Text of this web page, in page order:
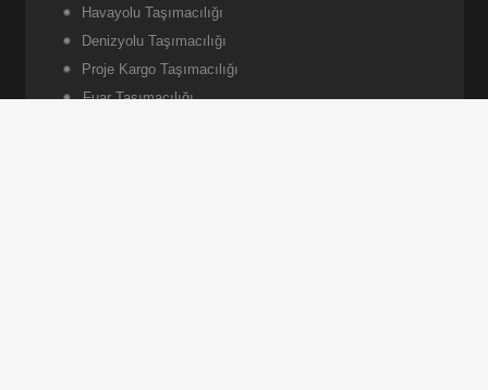
Havayolu Taşımacılığı
Denizyolu Taşımacılığı
Proje Kargo Taşımacılığı
Fuar Taşımacılığı